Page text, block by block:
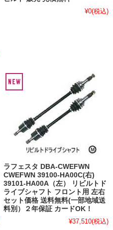
¥0(税込)
ラフェスタ DBA-CWEFWN
CWEFWN 39100-HA00C(右)
39101-HA00A（左） リビルトド
ライブシャフト フロント用 左右
セット価格 送料無料(一部地域送
料別）２年保証 カードOK！
¥37,510(税込)